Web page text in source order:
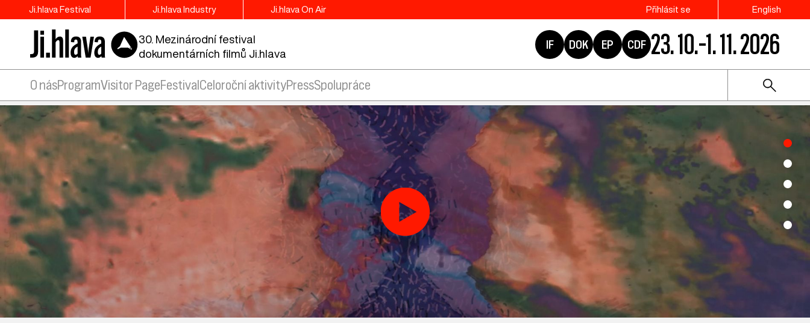
Ji.hlava Festival Ji.hlava Industry Ji.hlava On Air Přihlásit se English
30. Mezinárodní festival
dokumentárních filmů Ji.hlava
IF DOK EP CDF 23. 10.–1. 11. 2026
O násProgramVisitor PageFestival Celoroční aktivityPressSpolupráce